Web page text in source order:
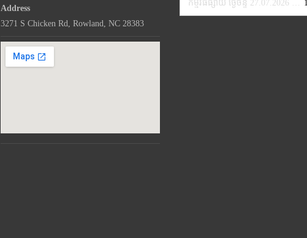
កម្មវិធីផ្សាយ ថ្ងៃច័ន្ទ 27.07.2026 —
Address
3271 S Chicken Rd, Rowland, NC 28383